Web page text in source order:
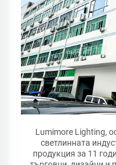
Lumimore Lighting,
светлинната
продукция за 11